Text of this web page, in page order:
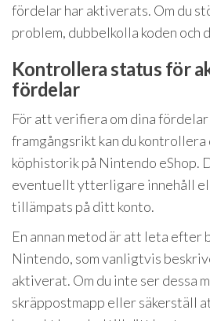
fördelar har aktiverats. Om du
problem, dubbelkolla koden och
Kontrollera status för
fördelar
För att verifiera om dina
framgångsrikt kan du kontrollera
köphistorik på Nintendo eShop.
eventuellt ytterligare innehåll
tillämpats på ditt konto.
En annan metod är att leta
Nintendo, som vanligtvis
aktiverat. Om du inte ser dessa
skräppostmapp eller säkerställ